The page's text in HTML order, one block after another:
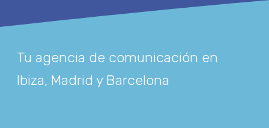
Tu agencia de comunicación en
Ibiza, Madrid y Barcelona